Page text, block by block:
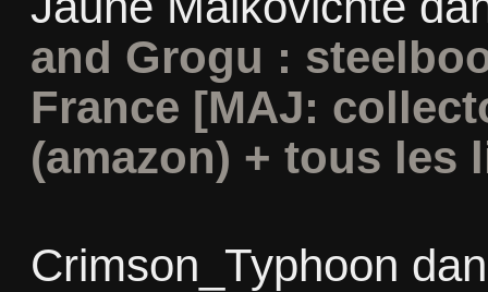
and Grogu :
France [MAJ:
(amazon) + tous les
Crimson_Typhoon